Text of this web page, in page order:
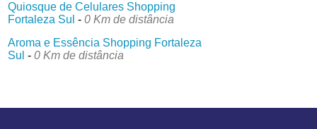
Quiosque de Celulares Shopping
Fortaleza Sul -0 Km de distância
Aroma e Essência Shopping Fortaleza
Sul -0 Km de distância